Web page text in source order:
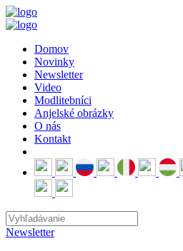
Domov
Novinky
Newsletter
Video
Modlitebníci
Anjelské obrázky
O nás
Kontakt
Newsletter